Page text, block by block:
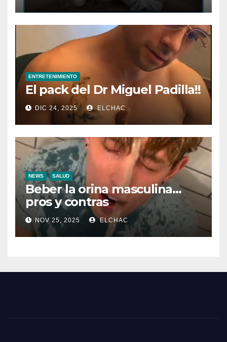
ENTRETENIMIENTO
El pack del Dr Miguel Padilla!!
DIC 24, 2025 ELCHAC
NEWS SALUD
Beber la orina masculina…
pros y contras
NOV 25, 2025 ELCHAC